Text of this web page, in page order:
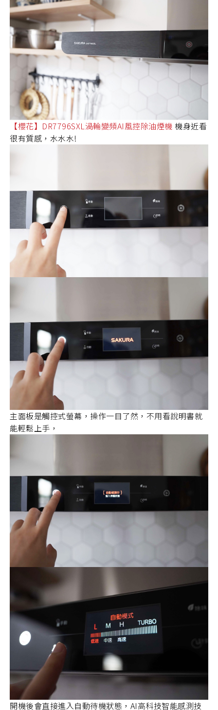
【櫻花】DR7796SXL渦輪變頻AI風控除油煙機 機身近看
很有質感，水水水!
主面板是觸控式螢幕，操作一目了然，不用看說明書就
能輕鬆上手，
開機後會直接進入自動待機狀態，AI高科技智能感測技